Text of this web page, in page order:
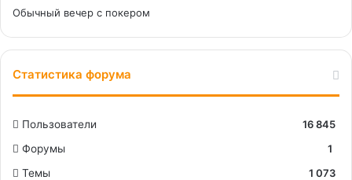
Обычный вечер с покером
Статистика форума
Пользователи
16 845
Форумы
1
Темы
1 073